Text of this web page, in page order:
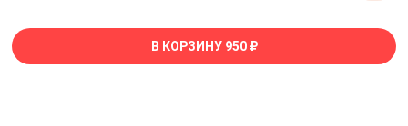
В КОРЗИНУ 950 ₽